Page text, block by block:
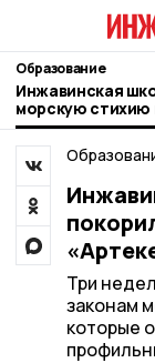
Образование
Инжавинская
морскую стихию
Три
законам
которые